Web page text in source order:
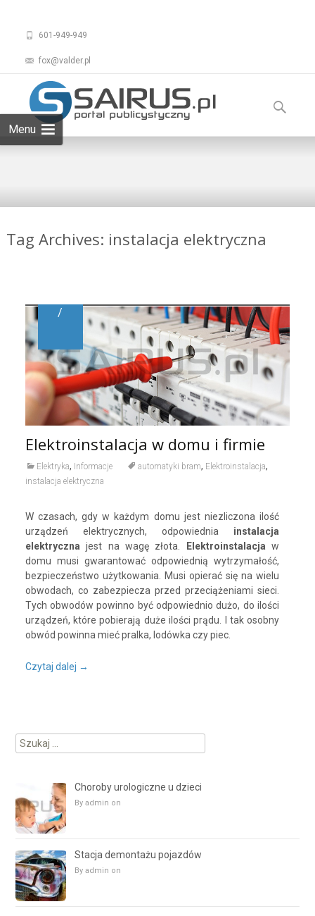
601-949-949
fox@valder.pl
Menu
content
Szukaj:
Tag Archives: instalacja elektryczna
/
Elektroinstalacja w domu i firmie
Elektryka, Informacje automatyki bram, Elektroinstalacja,
instalacja elektryczna
W czasach, gdy w każdym domu jest niezliczona ilość
urządzeń elektrycznych, odpowiednia instalacja
elektryczna jest na wagę złota. Elektroinstalacja w
domu musi gwarantować odpowiednią wytrzymałość,
bezpieczeństwo użytkowania. Musi opierać się na wielu
obwodach, co zabezpiecza przed przeciążeniami sieci.
Tych obwodów powinno być odpowiednio dużo, do ilości
urządzeń, które pobierają duże ilości prądu. I tak osobny
obwód powinna mieć pralka, lodówka czy piec.
Czytaj dalej →
Szukaj:
Choroby urologiczne u dzieci
By admin on
Stacja demontażu pojazdów
By admin on